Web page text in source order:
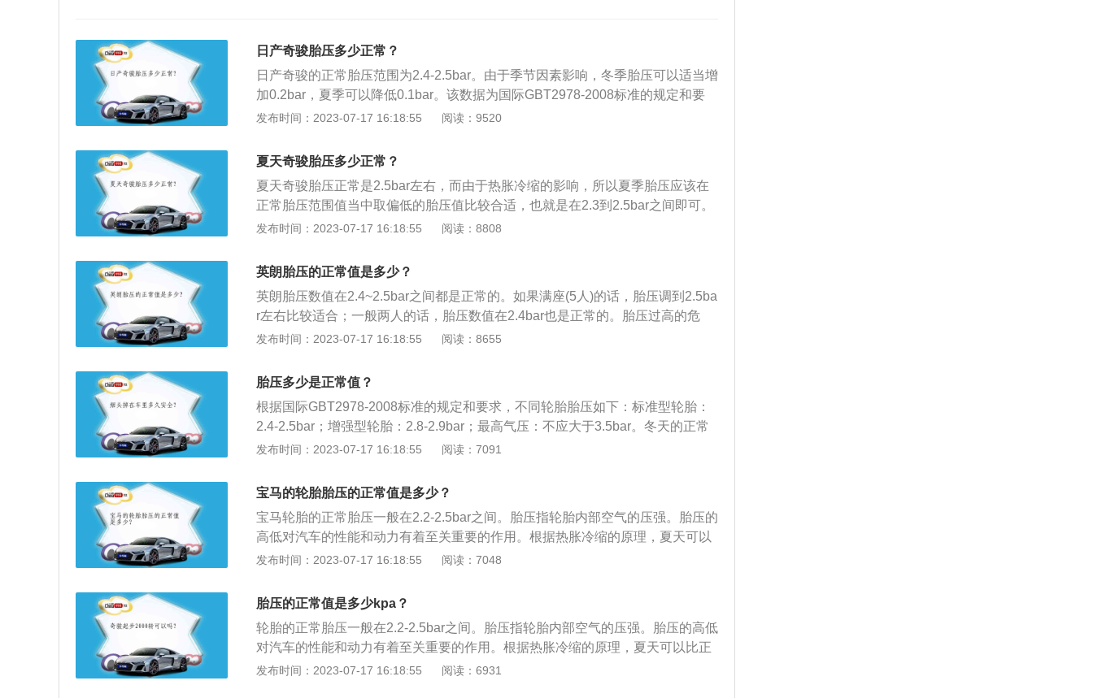
日产奇骏胎压多少正常？
日产奇骏的正常胎压范围为2.4-2.5bar。由于季节因素影响，冬季胎压可以适当增
加0.2bar，夏季可以降低0.1bar。该数据为国际GBT2978-2008标准的规定和要
求。日产奇骏高配车型带有主动胎压监测报警系统，在车辆行驶时，胎压监测系
检查胎压。一般来讲，胎压超过2.8bar就是过高，胎压低于2.0bar就是过低。 胎
压过高的危害：轮胎的摩擦力、附着力会降低，影响制动效果；导致方向盘震
动、跑偏，使行驶的舒适性降低；加速轮胎胎面中央的花纹局部磨损，使轮胎寿
命下降；车身的震动变大，间接会影响到其他零部件的寿命；会使轮胎帘线受到
过度的伸张变形，胎体弹性下降，使汽车在行驶中受到的负荷增大。 胎压过低的
驾乘安全的因素；使轮胎各部位的运动量增大，过度的碾压造成轮胎的异常发
热；使得帘线以及橡胶的功能降低，引发脱层或者帘线折断与轮辋之间产生过度
的摩擦造成胎圈部位损伤，异常磨损；轮胎与地面的摩擦成倍增加，胎温急剧升
指示灯亮（一个黄色的标志，一个不规则的圆圈，上面没有印章，下面有四个小
ar或者⾼压3.0bar就会报警。此时需要进⾏轮胎检查和调整⽓压。胎压监测没有
复位：轮胎充气后，没有及时地进行胎压复位，导致胎压监测系统中记录的还是
原先的数据，胎压监测指示灯亮就会亮。此时只要进行胎压复位即可。胎压传感
器损坏：胎压传感器是用来监测轮胎胎压的，直接安装在轮胎内部，与轮胎充气
于传感器的损坏问题，只能更换全新的配件。
发布时间：2023-07-17 16:18:55 阅读：9520
夏天奇骏胎压多少正常？
夏天奇骏胎压正常是2.5bar左右，而由于热胀冷缩的影响，所以夏季胎压应该在
正常胎压范围值当中取偏低的胎压值比较合适，也就是在2.3到2.5bar之间即可。
胎压的意义：胎压，严格意义上指的是轮胎内部空气的压强。轮胎胎压是汽车的
是汽车载荷能力的标志。汽车载荷大小取决于轮胎气压的高低。根据轮胎的载荷
指数与胎压及轮胎载荷容量的关系，轮胎气压越高，载荷能力越大；气压越小，
载荷能力越小。
发布时间：2023-07-17 16:18:55 阅读：8808
英朗胎压的正常值是多少？
英朗胎压数值在2.4~2.5bar之间都是正常的。如果满座(5人)的话，胎压调到2.5ba
r左右比较适合；一般两人的话，胎压数值在2.4bar也是正常的。胎压过高的危
害：轮胎的摩擦力、附着力会降低，影响制动效果；导致方向盘震动、跑偏，使
的震动变大，间接会影响到其他零部件的寿命；会使轮胎帘线受到过度的伸张变
形，胎体弹性下降，使汽车在行驶中受到的负荷增大；耐轧性能下降。当遇到路
面的钉子、玻璃等尖锐物体时，很容易扎入胎内，冲击会产生内裂和爆破，造成
爆胎。
发布时间：2023-07-17 16:18:55 阅读：8655
胎压多少是正常值？
根据国际GBT2978-2008标准的规定和要求，不同轮胎胎压如下：标准型轮胎：
2.4-2.5bar；增强型轮胎：2.8-2.9bar；最高气压：不应大于3.5bar。冬天的正常
胎压范围：冬天胎压以汽车轮胎标准气压为原则，适当进行调高0.2bar左右。夏
线2.4bar。如果汽车经常露天停放，胎压一般可以比标准低0.1bar左右，以免高
温爆胎。胎压过高的危害：轮胎的摩擦力、附着力会降低，影响制动效果；导致
方向盘震动、跑偏，使行驶的舒适性降低；加速轮胎胎面中央的花纹局部磨损，
使轮胎寿命下降；车身的震动变大，间接会影响到其他零部件的寿命；会使轮胎
帘线受到过度的伸张变形，胎体弹性下降，使汽车在行驶中受到的负荷增大；耐
产生内裂和爆破，造成爆胎。
发布时间：2023-07-17 16:18:55 阅读：7091
宝马的轮胎胎压的正常值是多少？
宝马轮胎的正常胎压一般在2.2-2.5bar之间。胎压指轮胎内部空气的压强。胎压的
高低对汽车的性能和动力有着至关重要的作用。根据热胀冷缩的原理，夏天可以
比正常值调低0.1-0.2bar，冬天可以比正常值调高0.1-0.2bar。对于胎压的更多资
亏电报警四类报警。只要出现这四种报警，请停车检查胎压。2、胎压过低：刹
车距离会相应变短，转弯时抓地力会更好。但低压会使车子更加耗油。行驶过程
中，胎压过低会让脆弱的轮胎侧壁不断地压缩再还原，容易让轮胎产生疲劳，加
速升温，一定温度时有可能引起爆胎。3、胎压过高：较为省油，打方向会感觉
较轻。但刹车距离会变长。因为胎压过高会使轮胎接地面积变小，附着力变差。
发布时间：2023-07-17 16:18:55 阅读：7048
胎压的正常值是多少kpa？
轮胎的正常胎压一般在2.2-2.5bar之间。胎压指轮胎内部空气的压强。胎压的高低
对汽车的性能和动力有着至关重要的作用。根据热胀冷缩的原理，夏天可以比正
常值调低0.1-0.2bar，冬天可以比正常值调高0.1-0.2bar。对于胎压的更多资料如
发布时间：2023-07-17 16:18:55 阅读：6931